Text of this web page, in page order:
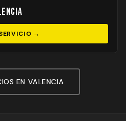
→
EN VALENCIA